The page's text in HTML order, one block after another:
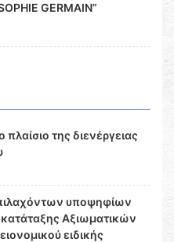
GERMAIN”
της διενέργειας
υποψηφίων
Αξιωματικών
ειδικής